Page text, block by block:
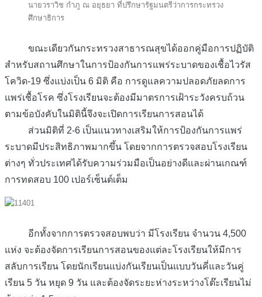
นายวราวิช กำภู ณ อยุธยา ที่ปรึกษารัฐมนตรีว่าการกระทรวง
ศึกษาธิการ
ขณะเดียวกันกระทรวงสาธารณสุขได้ออกคู่มือการปฏิบัติ
สำหรับสถานศึกษาในการป้องกันการแพร่ระบาดของเชื้อไวรัส
โควิด-19 ซึ่งแบ่งเป็น 6 มิติ คือ การดูแลความปลอดภัยลดการ
แพร่เชื้อโรค ซึ่งโรงเรียนจะต้องมีมาตรการเฝ้าระวังครบถ้วน
ตามข้อบังคับในมิตินี้จึงจะเปิดการเรียนการสอนได้
ส่วนมิติที่ 2-6 เป็นแนวทางเสริมให้การป้องกันการแพร่
ระบาดมีประสิทธิภาพมากขึ้น โดยจากการตรวจสอบโรงเรียน
ต่างๆ ทั่วประเทศได้รับความร่วมมือเป็นอย่างดีและผ่านเกณฑ์
การทดสอบ 100 เปอร์เซ็นต์เต็ม
อีกทั้งจากการตรวจสอบพบว่า มีโรงเรียน จำนวน 4,500
แห่ง จะต้องจัดการเรียนการสอนของแต่ละโรงเรียนให้มีการ
สลับการเรียน โดยนักเรียนแบ่งกันเรียนเป็นแบบวันคี่และวันคู่
เรียน 5 วัน หยุด 9 วัน และต้องจัดระยะห่างระหว่างโต๊ะเรียนไม่